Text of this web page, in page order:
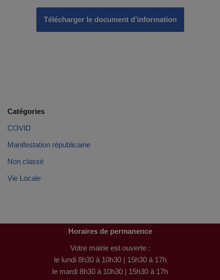
Télécharger le document d’information
Catégories
COVID
Manifestation républicaine
Non classé
Vie Locale
Horaires de permanence
Votre mairie est ouverte :
le lundi 8h30 à 10h30 | 15h30 à 17h
le mardi 8h30 à 10h30 | 15h30 à 17h